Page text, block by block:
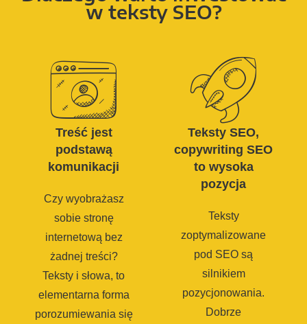
w teksty SEO?
Teksty SEO,
copywriting SEO
to wysoka
pozycja
Teksty
zoptymalizowane
pod SEO są
silnikiem
pozycjonowania.
Dobrze
Treść jest
podstawą
komunikacji
Czy wyobrażasz
sobie stronę
internetową bez
żadnej treści?
Teksty i słowa, to
elementarna forma
porozumiewania się